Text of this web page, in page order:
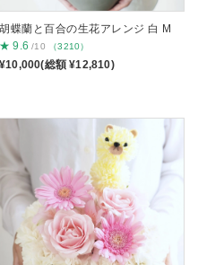
胡蝶蘭と百合の生花アレンジ 白 M
★ 9.6 /10 （3210）
¥10,000(総額 ¥12,810)